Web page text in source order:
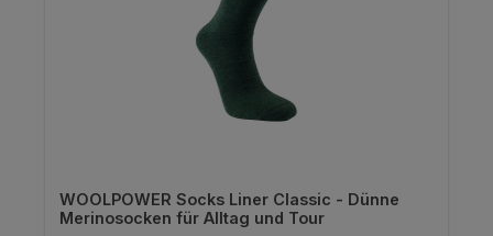
WOOLPOWER Socks Liner Classic - Dünne
Merinosocken für Alltag und Tour